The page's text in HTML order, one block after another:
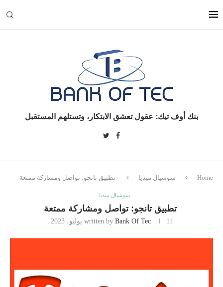
بنك أوف تيك: عقول تعشق الابتكار، وتستلهم المستقبل
Home سوشيال ميديا تطبيق تانجو: تواصل ومشاركة ممتعة
سوشيال ميديا
تطبيق تانجو: تواصل ومشاركة ممتعة
written by Bank Of Tec 11 يوليو، 2023